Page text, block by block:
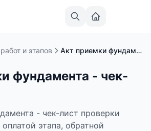
и этапов Акт приемки фундамента - чек-лист
фундамента - чек-
- чек-лист проверки
этапа, обратной